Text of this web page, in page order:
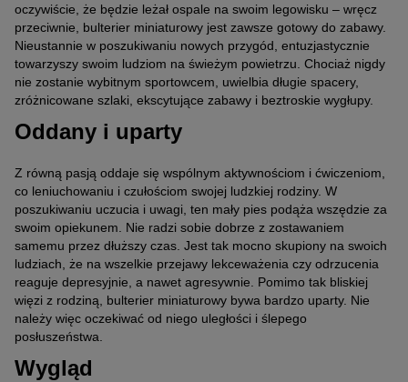
oczywiście, że będzie leżał ospale na swoim legowisku – wręcz
przeciwnie, bulterier miniaturowy jest zawsze gotowy do zabawy.
Nieustannie w poszukiwaniu nowych przygód, entuzjastycznie
towarzyszy swoim ludziom na świeżym powietrzu. Chociaż nigdy
nie zostanie wybitnym sportowcem, uwielbia długie spacery,
zróżnicowane szlaki, ekscytujące zabawy i beztroskie wygłupy.
Oddany i uparty
Z równą pasją oddaje się wspólnym aktywnościom i ćwiczeniom,
co leniuchowaniu i czułościom swojej ludzkiej rodziny. W
poszukiwaniu uczucia i uwagi, ten mały pies podąża wszędzie za
swoim opiekunem. Nie radzi sobie dobrze z zostawaniem
samemu przez dłuższy czas. Jest tak mocno skupiony na swoich
ludziach, że na wszelkie przejawy lekceważenia czy odrzucenia
reaguje depresyjnie, a nawet agresywnie. Pomimo tak bliskiej
więzi z rodziną, bulterier miniaturowy bywa bardzo uparty. Nie
należy więc oczekiwać od niego uległości i ślepego
posłuszeństwa.
Wygląd